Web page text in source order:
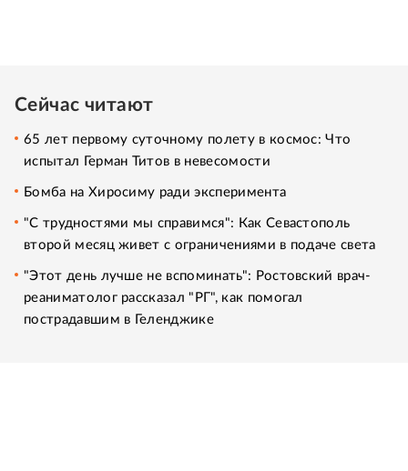
Сейчас читают
65 лет первому суточному полету в космос: Что
испытал Герман Титов в невесомости
Бомба на Хиросиму ради эксперимента
"С трудностями мы справимся": Как Севастополь
второй месяц живет с ограничениями в подаче света
"Этот день лучше не вспоминать": Ростовский врач-
реаниматолог рассказал "РГ", как помогал
пострадавшим в Геленджике